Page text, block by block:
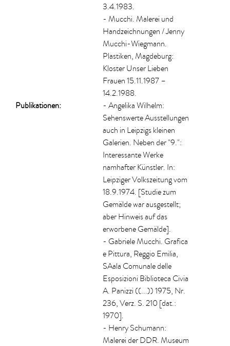
3.4.1983.
- Mucchi. Malerei und
Handzeichnungen / Jenny
Mucchi-Wiegmann.
Plastiken, Magdeburg:
Kloster Unser Lieben
Frauen 15.11.1987 –
14.2.1988.
Publikationen:
- Angelika Wilhelm:
Sehenswerte Ausstellungen
auch in Leipzigs kleinen
Galerien. Neben der "9.":
Interessante Werke
namhafter Künstler. In:
Leipziger Volkszeitung vom
18.9.1974. [Studie zum
Gemälde war ausgestellt;
aber Hinweis auf das
erworbene Gemälde].
- Gabriele Mucchi. Grafica
e Pittura, Reggio Emilia,
SAala Comunale delle
Esposizioni Biblioteca Civia
A. Panizzi ((...)) 1975, Nr.
236, Verz. S. 210 [dat.:
1970].
- Henry Schumann:
Malerei der DDR. Museum